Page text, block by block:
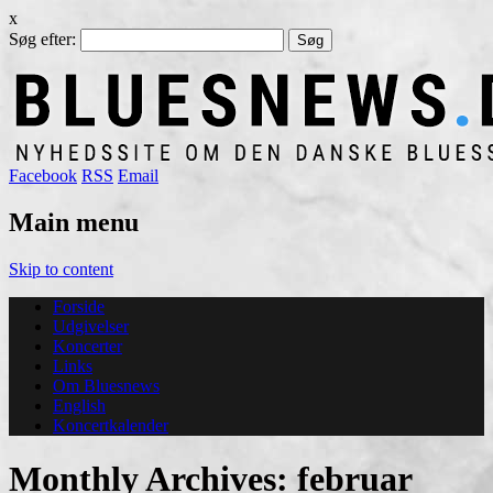
x
Søg efter:
Facebook RSS Email
Main menu
Skip to content
Forside
Udgivelser
Koncerter
Links
Om Bluesnews
English
Koncertkalender
Monthly Archives: februar